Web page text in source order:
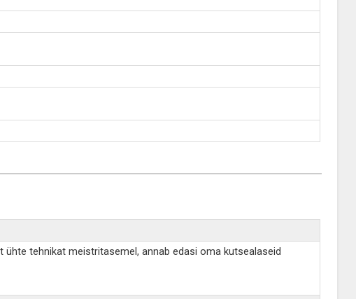
tehnikat meistritasemel, annab edasi oma kutsealaseid